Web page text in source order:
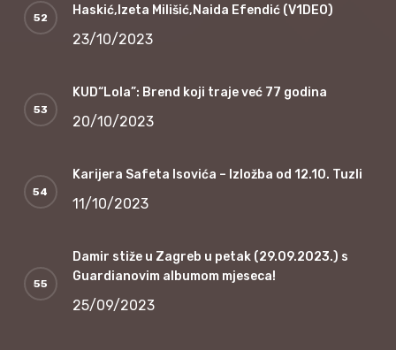
Haskić,Izeta Milišić,Naida Efendić (V1DEO)
23/10/2023
KUD“Lola”: Brend koji traje već 77 godina
20/10/2023
Karijera Safeta Isovića – Izložba od 12.10. Tuzli
11/10/2023
Damir stiže u Zagreb u petak (29.09.2023.) s
Guardianovim albumom mjeseca!
25/09/2023